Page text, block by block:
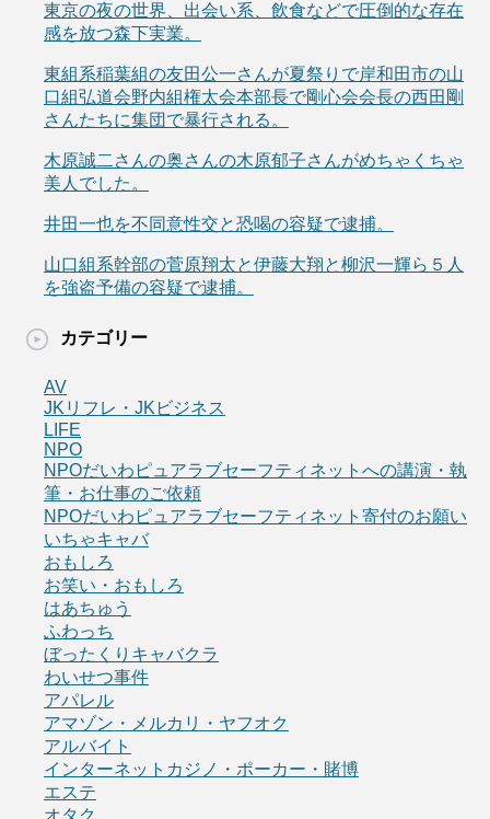
東京の夜の世界、出会い系、飲食などで圧倒的な存在
感を放つ森下実業。
東組系稲葉組の友田公一さんが夏祭りで岸和田市の山
口組弘道会野内組権太会本部長で剛心会会長の西田剛
さんたちに集団で暴行される。
木原誠二さんの奥さんの木原郁子さんがめちゃくちゃ
美人でした。
井田一也を不同意性交と恐喝の容疑で逮捕。
山口組系幹部の菅原翔太と伊藤大翔と柳沢一輝ら５人
を強盗予備の容疑で逮捕。
カテゴリー
AV
JKリフレ・JKビジネス
LIFE
NPO
NPOだいわピュアラブセーフティネットへの講演・執
筆・お仕事のご依頼
NPOだいわピュアラブセーフティネット寄付のお願い
いちゃキャバ
おもしろ
お笑い・おもしろ
はあちゅう
ふわっち
ぼったくりキャバクラ
わいせつ事件
アパレル
アマゾン・メルカリ・ヤフオク
アルバイト
インターネットカジノ・ポーカー・賭博
エステ